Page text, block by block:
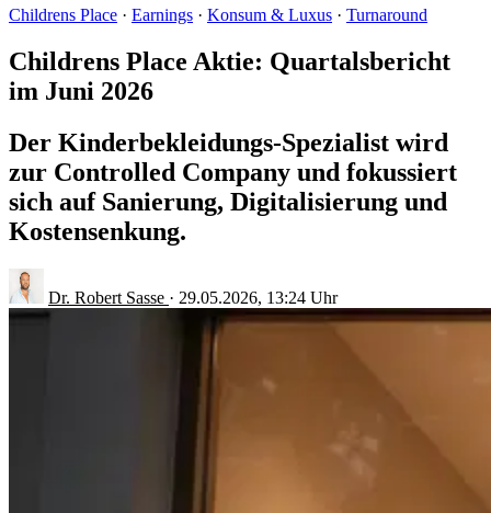
Childrens Place · Earnings · Konsum & Luxus · Turnaround
Childrens Place Aktie: Quartalsbericht
im Juni 2026
Der Kinderbekleidungs-Spezialist wird
zur Controlled Company und fokussiert
sich auf Sanierung, Digitalisierung und
Kostensenkung.
Dr. Robert Sasse · 29.05.2026, 13:24 Uhr